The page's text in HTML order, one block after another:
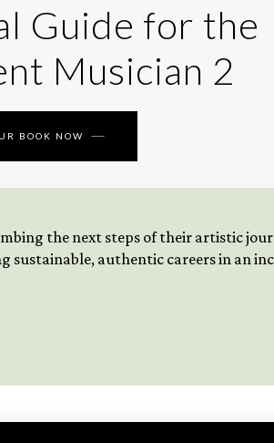
Guide for the
Musician 2
BOOK NOW
the next steps of their artistic
sustainable, authentic careers in an